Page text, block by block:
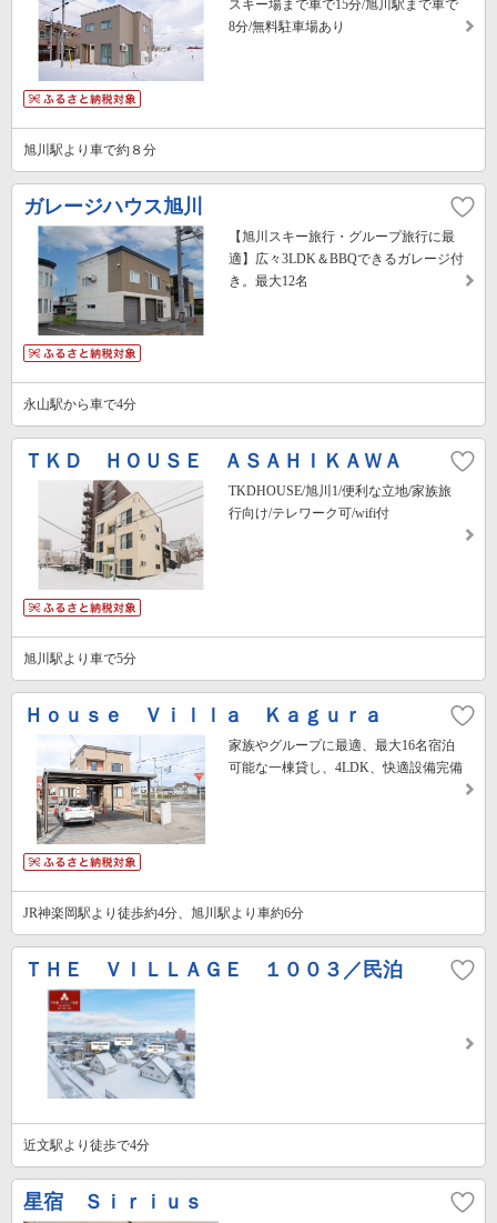
スキー場まで車で15分/旭川駅まで車で
8分/無料駐車場あり
旭川駅より車で約８分
ガレージハウス旭川
【旭川スキー旅行・グループ旅行に最
適】広々3LDK＆BBQできるガレージ付
き。最大12名
永山駅から車で4分
ＴＫＤ ＨＯＵＳＥ ＡＳＡＨＩＫＡＷＡ
TKDHOUSE/旭川1/便利な立地/家族旅
行向け/テレワーク可/wifi付
旭川駅より車で5分
Ｈｏｕｓｅ Ｖｉｌｌａ Ｋａｇｕｒａ
家族やグループに最適、最大16名宿泊
可能な一棟貸し、4LDK、快適設備完備
JR神楽岡駅より徒歩約4分、旭川駅より車約6分
ＴＨＥ ＶＩＬＬＡＧＥ １００３／民泊
近文駅より徒歩で4分
星宿 Ｓｉｒｉｕｓ